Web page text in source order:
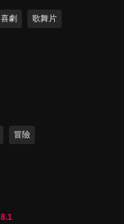
喜劇 歌舞片
冒險
8.1